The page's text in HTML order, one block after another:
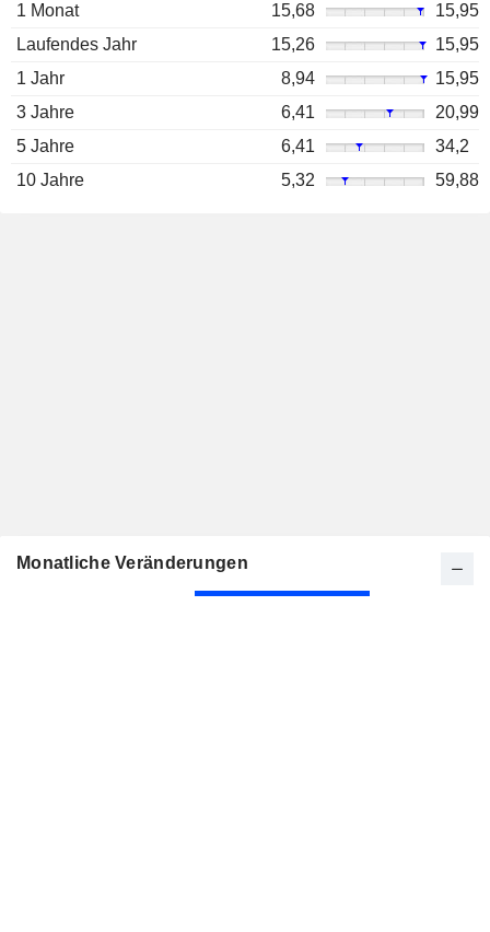
1 Monat
15,68
15,95
Laufendes Jahr
15,26
15,95
1 Jahr
8,94
15,95
3 Jahre
6,41
20,99
5 Jahre
6,41
34,2
10 Jahre
5,32 59,88
Monatliche Veränderungen